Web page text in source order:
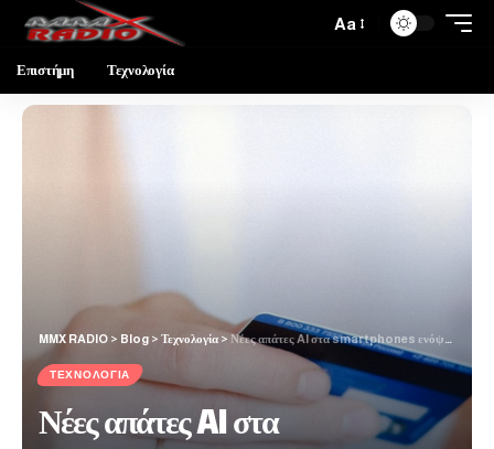
Aa
Επιστήμη Τεχνολογία
MMX RADIO > Blog > Τεχνολογία > Νέες απάτες AI στα smartphones ενόψει Χριστουγέννων – Προσοχή στις διαδικτυακές αγορές
ΤΕΧΝΟΛΟΓΊΑ
Νέες απάτες AI στα